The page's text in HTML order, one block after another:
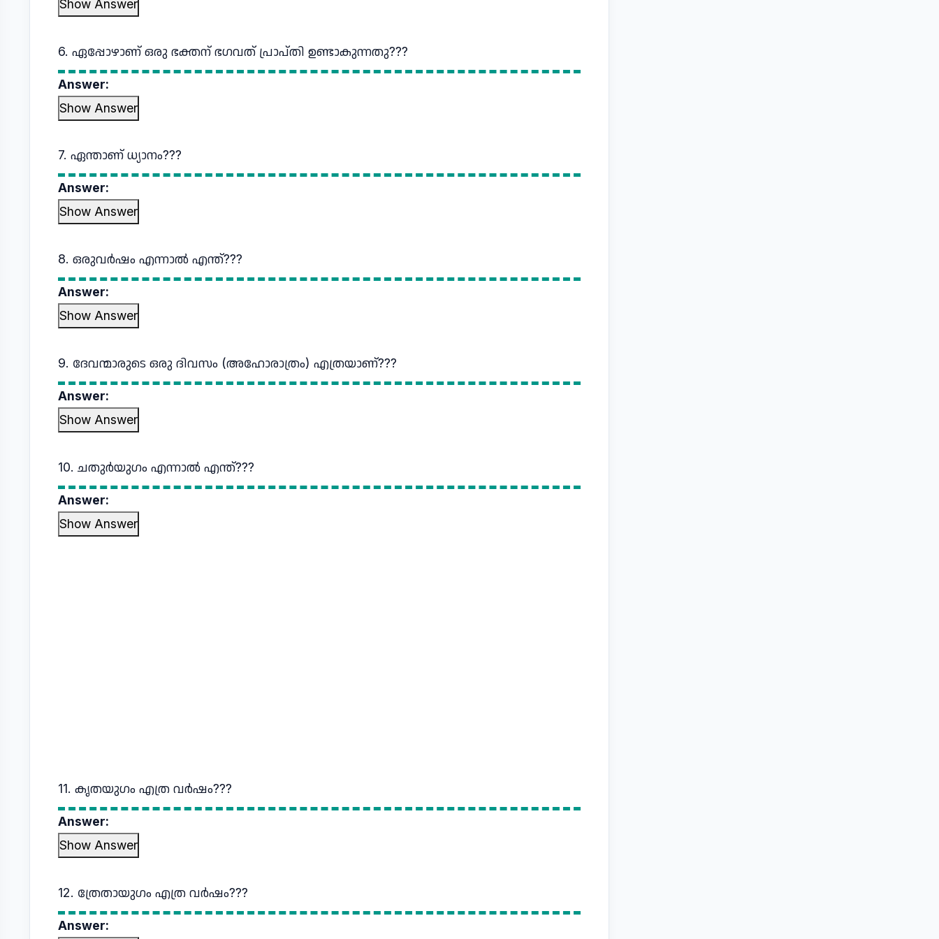
Show Answer
6. ഏപ്പോഴാണ് ഒരു ഭക്തന് ഭഗവത് പ്രാപ്തി ഉണ്ടാകുന്നതു???
Answer:
Show Answer
7. ഏന്താണ് ധ്യാനം???
Answer:
Show Answer
8. ഒരുവര്‍ഷം എന്നാല്‍ എന്ത്???
Answer:
Show Answer
9. ദേവന്മാരുടെ ഒരു ദിവസം (അഹോരാത്രം) എത്രയാണ്???
Answer:
Show Answer
10. ചതുര്‍യുഗം എന്നാല്‍ എന്ത്???
Answer:
Show Answer
11. കൃതയുഗം എത്ര വര്‍ഷം???
Answer:
Show Answer
12. ത്രേതായുഗം എത്ര വര്‍ഷം???
Answer: